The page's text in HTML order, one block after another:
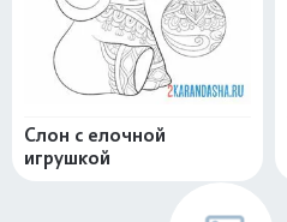
Слон с елочной
игрушкой